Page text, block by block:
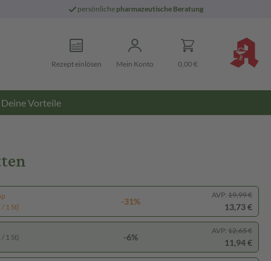
persönliche pharmazeutische Beratung
Rezept einlösen Mein Konto 0,00 €
Deine Vorteile
1 St)
-31%
AVP: 19,99 €
13,73 €
1 St) -6%
AVP: 12,65 €
11,94 €